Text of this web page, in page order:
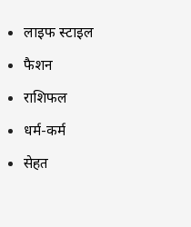
लाइफ स्टाइल
फैशन
राशिफल
धर्म-कर्म
सेहत